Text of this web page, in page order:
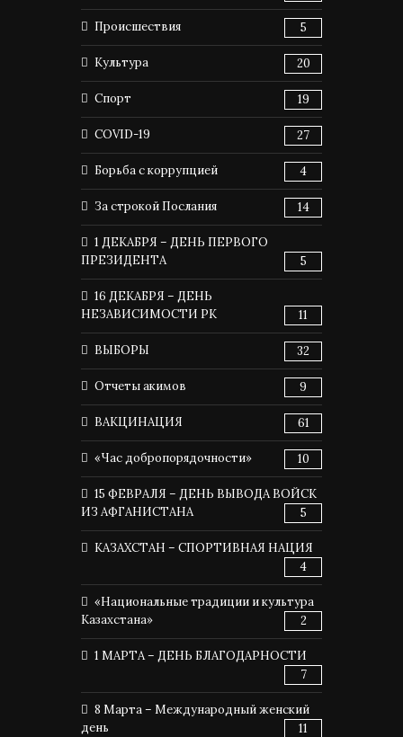
Происшествия 5
Культура 20
Спорт 19
COVID-19 27
Борьба с коррупцией 4
За строкой Послания 14
1 ДЕКАБРЯ – ДЕНЬ ПЕРВОГО
ПРЕЗИДЕНТА
5
16 ДЕКАБРЯ – ДЕНЬ
НЕЗАВИСИМОСТИ РК
11
ВЫБОРЫ 32
Отчеты акимов 9
ВАКЦИНАЦИЯ 61
«Час добропорядочности» 10
15 ФЕВРАЛЯ – ДЕНЬ ВЫВОДА ВОЙСК
ИЗ АФГАНИСТАНА
5
КАЗАХСТАН – СПОРТИВНАЯ НАЦИЯ
4
«Национальные традиции и культура
Казахстана»
2
1 МАРТА – ДЕНЬ БЛАГОДАРНОСТИ
7
8 Марта – Международный женский
день
11